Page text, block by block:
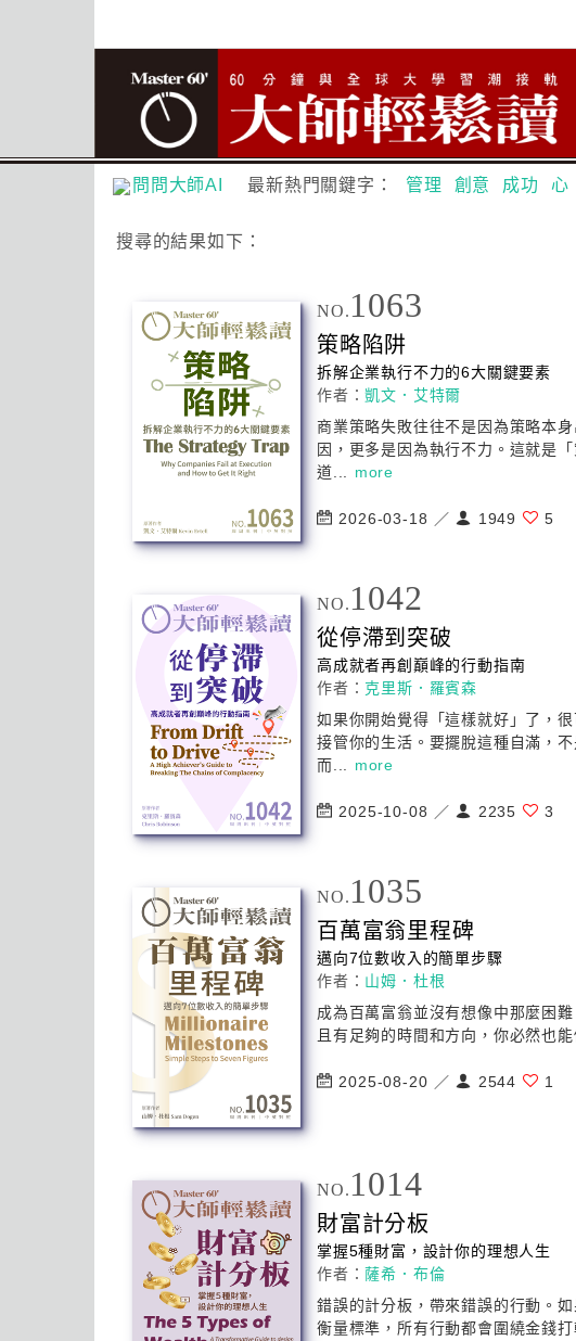
問問大師AI 最新熱門關鍵字： 管理 創意 成功 心
搜尋的結果如下：
NO. 1063
策略陷阱
拆解企業執行不力的6大關鍵要素
作者：凱文．艾特爾
商業策略失敗往往不是因為策略本
因，更多是因為執行不力。這就是
道... more
2026-03-18 ／ 1949 5
NO. 1042
從停滯到突破
高成就者再創巔峰的行動指南
作者： 克里斯．羅賓森
如果你開始覺得「這樣就好」了，
接管你的生活。要擺脫這種自滿，不
而... more
2025-10-08 ／ 2235 3
NO. 1035
百萬富翁里程碑
邁向7位數收入的簡單步驟
作者： 山姆．杜根
成為百萬富翁並沒有想像中那麼困
且有足夠的時間和方向，你必然也能
2025-08-20 ／ 2544 1
NO. 1014
財富計分板
掌握5種財富，設計你的理想人生
作者：薩希．布倫
錯誤的計分板，帶來錯誤的行動。
衡量標準，所有行動都會圍繞金錢